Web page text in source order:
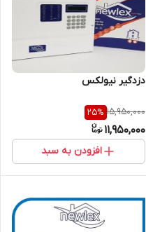
دزدگیر نیولکس
15,950,000
25%
11,950,000
افزودن به سبد